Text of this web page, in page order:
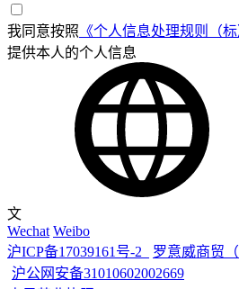
我同意按照 《个人信息处理规则（标
提供本人的个人信息
文
Wechat Weibo
沪ICP备17039161号-2
罗意威商贸
沪公网安备31010602002669